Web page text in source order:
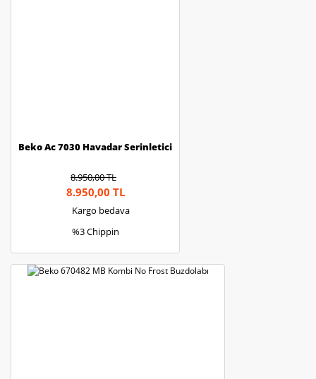
Beko Ac 7030 Havadar Serinletici
8.950,00 TL
8.950,00 TL
Kargo bedava
%3 Chippin